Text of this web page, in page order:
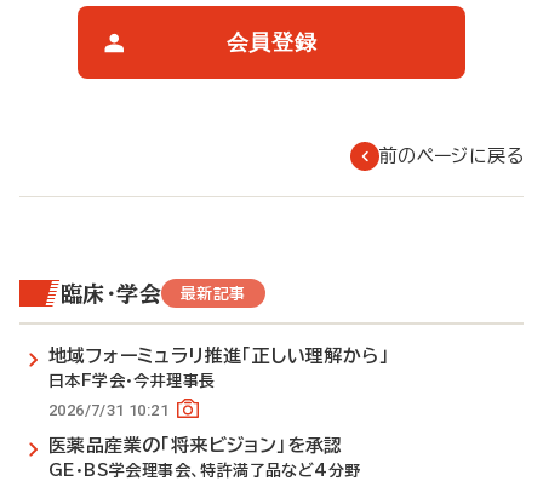
会員登録
前のページに戻る
臨床・学会 最新記事
地域フォーミュラリ推進「正しい理解から」
日本F学会・今井理事長
2026/7/31 10:21
医薬品産業の「将来ビジョン」を承認
GE・BS学会理事会、特許満了品など4分野